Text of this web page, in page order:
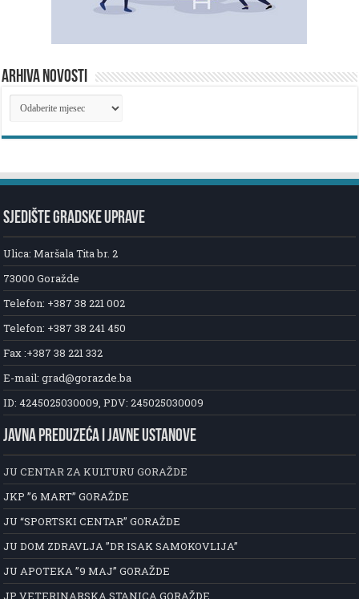
ARHIVA NOVOSTI
ARHIVA
NOVOSTI
SJEDIŠTE GRADSKE UPRAVE
Ulica: Maršala Tita br. 2
73000 Goražde
Telefon: +387 38 221 002
Telefon: +387 38 241 450
Fax :+387 38 221 332
E-mail: grad@gorazde.ba
ID: 4245025030009, PDV: 245025030009
JAVNA PREDUZEĆA I JAVNE USTANOVE
JU CENTAR ZA KULTURU GORAŽDE
JKP ”6 MART” GORAŽDE
JU “SPORTSKI CENTAR” GORAŽDE
JU DOM ZDRAVLJA ”DR ISAK SAMOKOVLIJA”
JU APOTEKA ”9 MAJ” GORAŽDE
JP VETERINARSKA STANICA GORAŽDE